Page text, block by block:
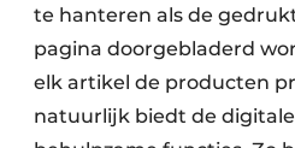
te hanteren als de
pagina doorgebladerd
elk artikel de producten
natuurlijk biedt de